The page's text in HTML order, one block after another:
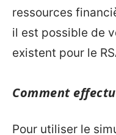
ressources
il est possible de
existent pour le
Comment
Pour utiliser le